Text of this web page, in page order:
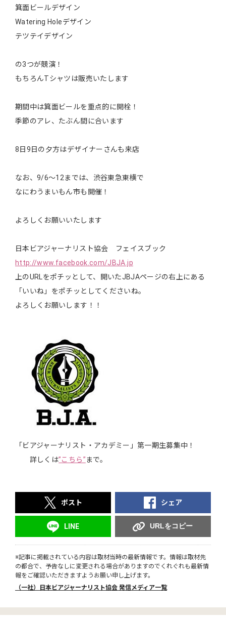
箕面ビールデザイン
Watering Holeデザイン
テツテイデザイン
の3つが競演！
もちろんTシャツは販売いたします
期間中は箕面ビールを重点的に開栓！
季節のアレ、たぶん間に合います
8日9日の夕方はデザイナーさんも来店
なお、9/6～12までは、渋谷東急東横で
なにわうまいもん市も開催！
よろしくお願いいたします
日本ビアジャーナリスト協会 フェイスブック
http://www.facebook.com/JBJA.jp
上のURLをポチッとして、開いたJBJAページの右上にある
「いいね」をポチッとしてくださいね。
よろしくお願いします！！
「ビアジャーナリスト・アカデミー」第一期生募集中！
詳しくは”こちら”まで。
ポスト シェア
LINE URLをコピー
※記事に掲載されている内容は取材当時の最新情報です。情報は取材先
の都合で、予告なしに変更される場合がありますのでくれぐれも最新情
報をご確認いただきますようお願い申し上げます。
（一社）日本ビアジャーナリスト協会 発信メディア一覧